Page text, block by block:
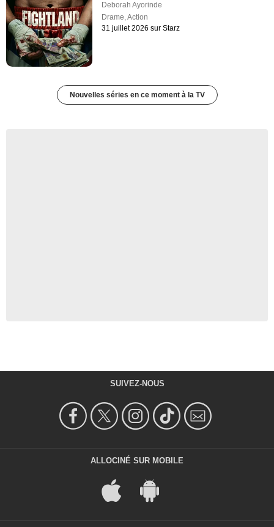
Deborah Ayorinde
Drame,Action
31 juillet 2026 sur Starz
Nouvelles séries en ce moment à la TV
SUIVEZ-NOUS
ALLOCINÉ SUR MOBILE